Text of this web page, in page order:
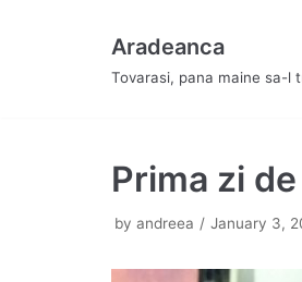
Aradeanca
Tovarasi, pana maine sa-l
Prima zi
by andreea January 3,